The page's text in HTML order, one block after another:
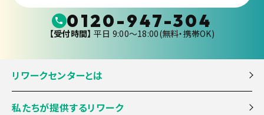
0120-947-304
【受付時間】 平日 9:00〜18:00(無料・携帯OK)
リワークセンターとは
私たちが提供するリワーク